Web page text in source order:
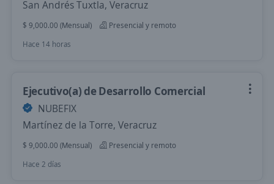
San Andrés Tuxtla, Veracruz
$ 9,000.00 (Mensual)
Presencial y remoto
Hace 14 horas
Ejecutivo(a) de Desarrollo Comercial
NUBEFIX
Martínez de la Torre, Veracruz
$ 9,000.00 (Mensual)
Presencial y remoto
Hace 2 días